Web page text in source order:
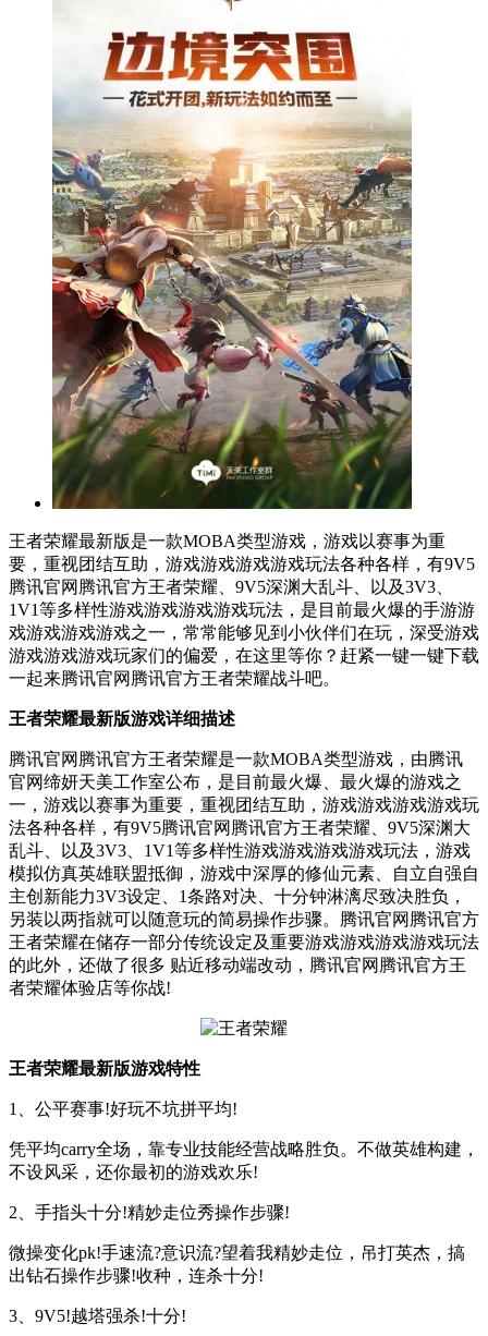
王者荣耀最新版是一款MOBA类型游戏，游戏以赛事为重
要，重视团结互助，游戏游戏游戏游戏玩法各种各样，有9V5
腾讯官网腾讯官方王者荣耀、9V5深渊大乱斗、以及3V3、
1V1等多样性游戏游戏游戏游戏玩法，是目前最火爆的手游游
戏游戏游戏游戏之一，常常能够见到小伙伴们在玩，深受游戏
游戏游戏游戏玩家们的偏爱，在这里等你？赶紧一键一键下载
一起来腾讯官网腾讯官方王者荣耀战斗吧。
王者荣耀最新版游戏详细描述
腾讯官网腾讯官方王者荣耀是一款MOBA类型游戏，由腾讯
官网缔妍天美工作室公布，是目前最火爆、最火爆的游戏之
一，游戏以赛事为重要，重视团结互助，游戏游戏游戏游戏玩
法各种各样，有9V5腾讯官网腾讯官方王者荣耀、9V5深渊大
乱斗、以及3V3、1V1等多样性游戏游戏游戏游戏玩法，游戏
模拟仿真英雄联盟抵御，游戏中深厚的修仙元素、自立自强自
主创新能力3V3设定、1条路对决、十分钟淋漓尽致决胜负，
另装以两指就可以随意玩的简易操作步骤。腾讯官网腾讯官方
王者荣耀在储存一部分传统设定及重要游戏游戏游戏游戏玩法
的此外，还做了很多 贴近移动端改动，腾讯官网腾讯官方王
者荣耀体验店等你战!
王者荣耀最新版游戏特性
1、公平赛事!好玩不坑拼平均!
凭平均carry全场，靠专业技能经营战略胜负。不做英雄构建，
不设风采，还你最初的游戏欢乐!
2、手指头十分!精妙走位秀操作步骤!
微操变化pk!手速流?意识流?望着我精妙走位，吊打英杰，搞
出钻石操作步骤!收种，连杀十分!
3、9V5!越塔强杀!十分!